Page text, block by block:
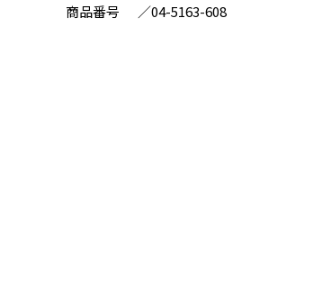
商品番号
／04-5163-608